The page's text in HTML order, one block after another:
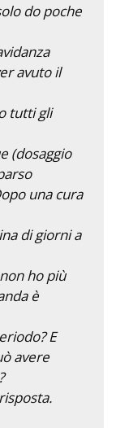
do poche
avuto il
tutti gli
(dosaggio
una cura
di giorni a
ho più
è
E
avere